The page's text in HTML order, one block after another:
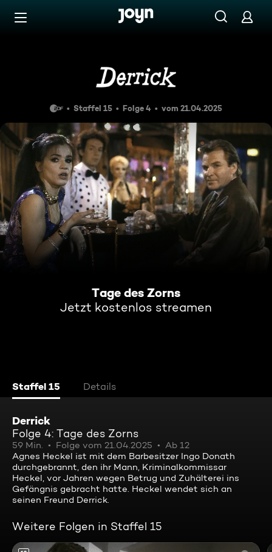
Zum Inhalt springen
Tage des Zorns
Staffel 15 Folge 4 vom 21.04.2025
Tage des Zorns
Jetzt kostenlos streamen
Staffel 15 Details
Derrick
Folge 4: Tage des Zorns
59 Min. Folge vom 21.04.2025
Ab 12
Agnes Heckel ist mit dem Barbesitzer Ingo Donath
durchgebrannt, den ihr Mann, Kriminalkommissar
Heckel, vor Jahren wegen Betrug und Zuhälterei ins
Gefängnis gebracht hatte. Heckel wendet sich an
seinen Freund Derrick.
Weitere Folgen in Staffel 15